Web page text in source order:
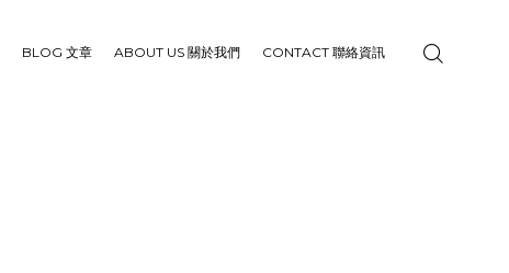
BLOG 文章 ABOUT US 關於我們 CONTACT 聯絡資訊